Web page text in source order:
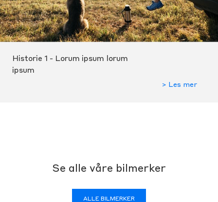
Historie 1 - Lorum ipsum lorum
ipsum
> Les mer
Se alle våre bilmerker
ALLE BILMERKER